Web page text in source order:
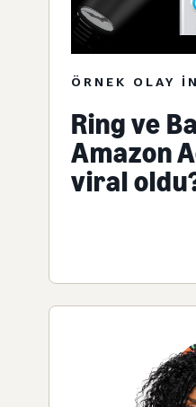
ÖRNEK OLAY
Ring ve
Amazon
viral